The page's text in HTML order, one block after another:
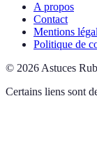
A propos
Contact
Mentions
Politique de
© 2026 Astuces
Certains liens sont